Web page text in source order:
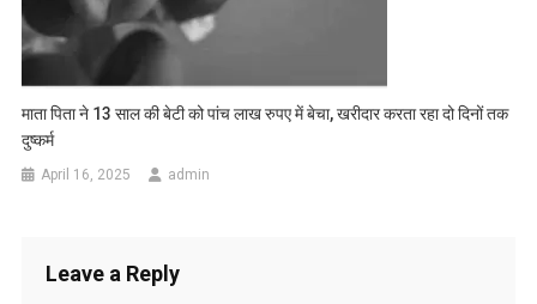
माता पिता ने 13 साल की बेटी को पांच लाख रुपए में बेचा, खरीदार करता रहा दो दिनों तक
दुष्कर्म
April 16, 2025 admin
Leave a Reply